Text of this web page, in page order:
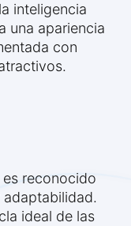
inteligencia
una apariencia
con
es reconocido
ideal de las